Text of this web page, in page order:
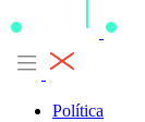
Política